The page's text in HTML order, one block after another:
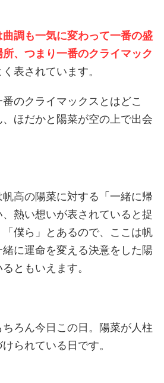
曲調も一気に変わって一番の盛
、つまり一番のクライマック
表されています。
のクライマックスとはどこ
ほだかと陽菜が空の上で出会
高の陽菜に対する「一緒に帰
熱い想いが表されていると捉
僕ら」とあるので、ここは帆
に運命を変える決意をした陽
ともいえます。
ろん今日この日。陽菜が人柱
られている日です。